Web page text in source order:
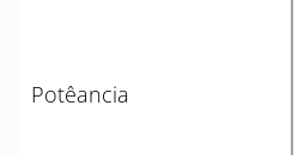
Potêancia